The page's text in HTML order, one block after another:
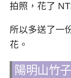
拍照，花了
所以多送了一
花。
陽明山竹